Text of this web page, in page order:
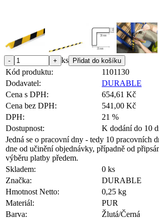
ks
Kód produktu:
1101130
Dodavatel:
DURABLE
Cena s DPH:
654,61 Kč
Cena bez DPH:
541,00 Kč
DPH:
21 %
Dostupnost:
K dodání do 10
Jedná se o pracovní dny - tedy 10 pracovních
dne od učinění objednávky, případně od
výběru platby předem.
Skladem:
0 ks
Značka:
DURABLE
Hmotnost Netto:
0,25 kg
Materiál:
PUR
Barva:
Žlutá/Černá